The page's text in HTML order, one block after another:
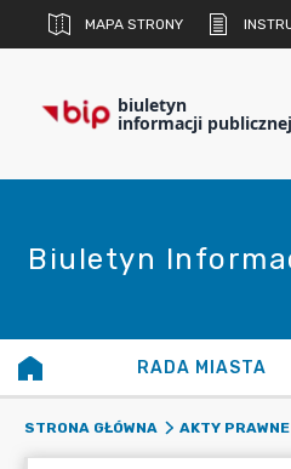
MAPA STRONY
biuletyn
informacji publicznej
Biuletyn
RADA MIASTA
STRONA GŁÓWNA AKTY PRAWNE